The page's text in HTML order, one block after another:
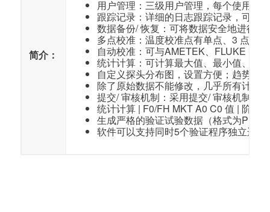
简介：
用户管理：三级用户管理，每个使用人
跟踪记录：详细的日志跟踪记录，可查
数据备份/ 恢复：可将数据安全地进行异
多点校准：温度校准点有单点、3 点和
自动校准：可与AMETEK、FLUKE 等
统计计算：可计算最大值、最小值、平
自定义探头分布图，设置方便；趋势图
除了原始数据不能修改，几乎所有计算
提交/ 审核机制：采用提交/ 审核机制管
统计计算 | F0/FH MKT A0 C0 值 | 阶段
生成严格的验证试验数据（格式为PDF
软件可以支持同时5个验证程序独立运